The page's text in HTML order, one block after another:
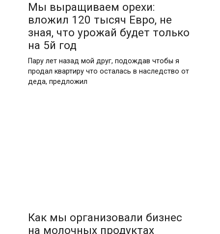
Мы выращиваем орехи:
вложил 120 тысяч Евро, не
зная, что урожай будет только
на 5й год
Пару лет назад мой друг, подождав чтобы я
продал квартиру что осталась в наследство от
деда, предложил
Как мы организовали бизнес
на молочных продуктах